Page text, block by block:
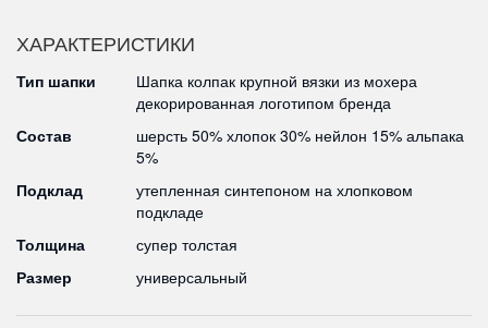
ХАРАКТЕРИСТИКИ
Тип шапки
Шапка колпак крупной вязки из мохера
декорированная логотипом бренда
Состав
шерсть 50% хлопок 30% нейлон 15% альпака
5%
Подклад
утепленная синтепоном на хлопковом
подкладе
Толщина
супер толстая
Размер
универсальный